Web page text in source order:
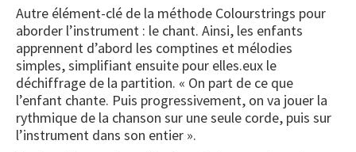
Autre élément-clé de la méthode Colourstrings pour
aborder l’instrument : le chant. Ainsi, les enfants
apprennent d’abord les comptines et mélodies
simples, simplifiant ensuite pour elles.eux le
déchiffrage de la partition. « On part de ce que
l’enfant chante. Puis progressivement, on va jouer la
rythmique de la chanson sur une seule corde, puis sur
l’instrument dans son entier ».